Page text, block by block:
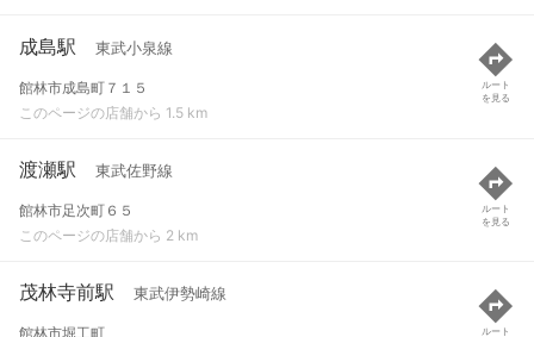
成島駅 東武小泉線
館林市成島町７１５
このページの店舗から 1.5 km
ルート
を見る
渡瀬駅 東武佐野線
館林市足次町６５
このページの店舗から 2 km
ルート
を見る
茂林寺前駅 東武伊勢崎線
館林市堀工町
ルート